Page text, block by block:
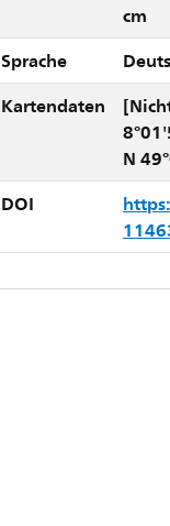
cm
Sprache
Kartendaten
N
DOI